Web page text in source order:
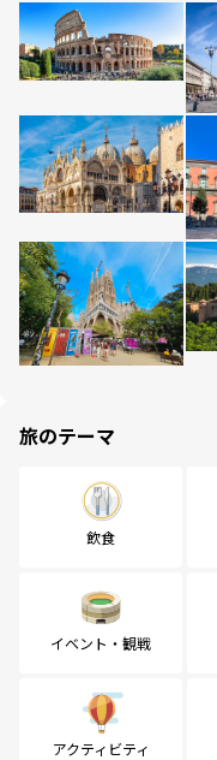
旅のテーマ
飲食
イベント・観戦
アクティビティ